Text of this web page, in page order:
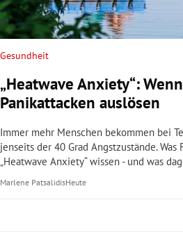
Untermenü
Untermenü
Untermenü
Untermenü
Untermenü
Gesundheit
„Heatwave Anxiety“:
Panikattacken auslösen
Immer mehr Menschen bekommen bei
jenseits der 40 Grad Angstzustände.
„Heatwave Anxiety“ wissen - und was
Marlene PatsalidisHeute